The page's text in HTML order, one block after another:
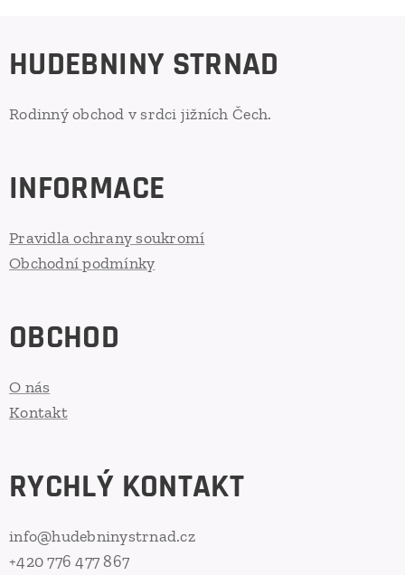
HUDEBNINY STRNAD
Rodinný obchod v srdci jižních Čech.
INFORMACE
Pravidla ochrany soukromí
Obchodní podmínky
OBCHOD
O nás
Kontakt
RYCHLÝ KONTAKT
info@hudebninystrnad.cz
+420 776 477 867